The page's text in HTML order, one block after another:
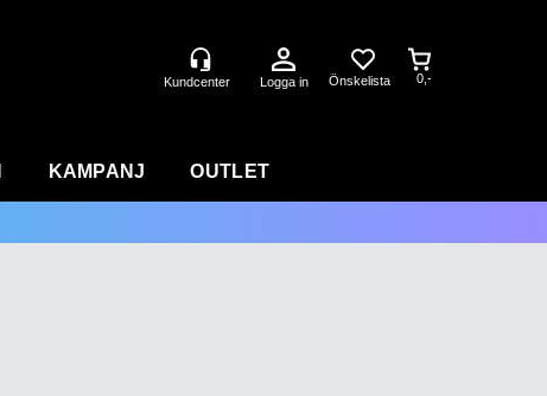
Logga in 0,-
KAMPANJ OUTLET